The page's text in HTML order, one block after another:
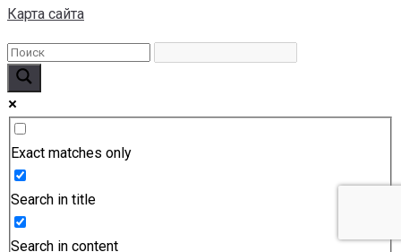
Карта сайта
Exact matches only
Search in title
Search in content